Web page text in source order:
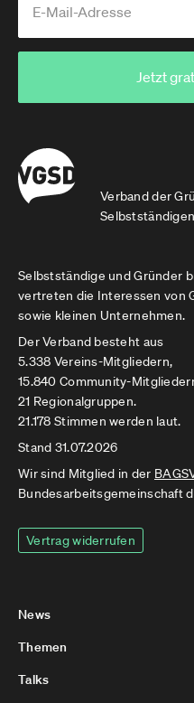
Verband der
Jetzt
Selbstständige und Gründer
vertreten die Interessen von
sowie kleinen Unternehmen.
Der Verband besteht aus
5.338 Vereins-Mitgliedern,
15.840 Community-
21 Regionalgruppen.
21.178 Stimmen werden laut.
Stand 31.07.2026
Wir sind Mitglied in der
Bundesarbeitsgemeinschaft
Vertrag widerrufen
News
Themen
Talks